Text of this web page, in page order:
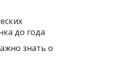
до года
знать о